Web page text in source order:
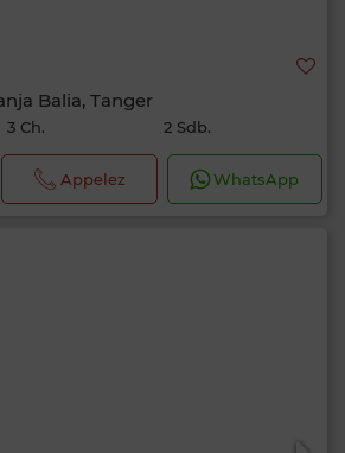
Balia, Tanger
3 Ch. 2 Sdb.
Appelez WhatsApp